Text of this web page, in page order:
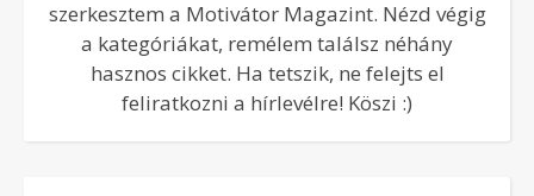
szerkesztem a Motivátor Magazint. Nézd végig
a kategóriákat, remélem találsz néhány
hasznos cikket. Ha tetszik, ne felejts el
feliratkozni a hírlevélre! Köszi :)